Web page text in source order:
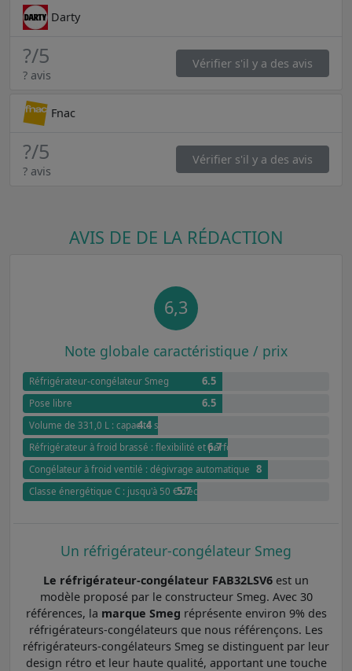
Darty
?/5
? avis
Vérifier s'il y a des avis
Fnac
?/5
? avis
Vérifier s'il y a des avis
AVIS DE DE LA RÉDACTION
6,3
Note globale caractéristique / prix
Réfrigérateur-congélateur Smeg 6.5
Pose libre 6.5
Volume de 331,0 L : capacité spacieuse
4.4
Réfrigérateur à froid brassé : flexibilité et performance
6.7
Congélateur à froid ventilé : dégivrage automatique 8
Classe énergétique C : jusqu'à 50 € d'économies annuel par rapport à G
5.7
Un réfrigérateur-congélateur Smeg
Le réfrigérateur-congélateur FAB32LSV6 est un
modèle proposé par le constructeur Smeg. Avec 30
références, la marque Smeg réprésente environ 9% des
réfrigérateurs-congélateurs que nous référençons. Les
réfrigérateurs-congélateurs Smeg se distinguent par leur
design rétro et leur haute qualité, apportant une touche